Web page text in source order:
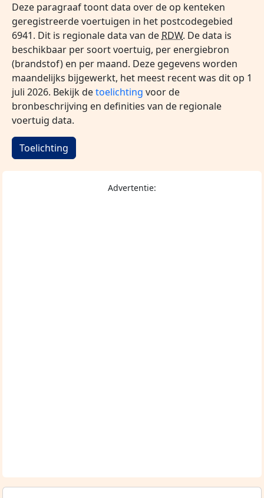
Deze paragraaf toont data over de op kenteken
geregistreerde voertuigen in het postcodegebied
6941. Dit is regionale data van de RDW. De data is
beschikbaar per soort voertuig, per energiebron
(brandstof) en per maand. Deze gegevens worden
maandelijks bijgewerkt, het meest recent was dit op 1
juli 2026. Bekijk detoelichting voor de
bronbeschrijving en definities van de regionale
voertuig data.
Toelichting
Advertentie: